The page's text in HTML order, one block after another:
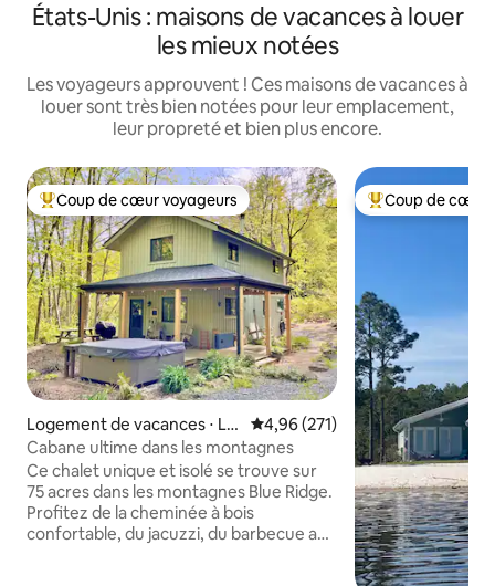
États-Unis : maisons de vacances à louer
les mieux notées
Les voyageurs approuvent ! Ces maisons de vacances à
louer sont très bien notées pour leur emplacement,
leur propreté et bien plus encore.
Coups de cœur voyageurs les plus appréciés
Coup de cœur voyageurs
Logement de vacances ⋅ Lo
vingston
Évaluation moyenne sur la
4,96 (271)
Cabane ultime dans les montagnes
Ce chalet unique et isolé se trouve sur
75 acres dans les montagnes Blue Ridge.
Profitez de la cheminée à bois
confortable, du jacuzzi, du barbecue au
Coups de cœur
Coup de cœur